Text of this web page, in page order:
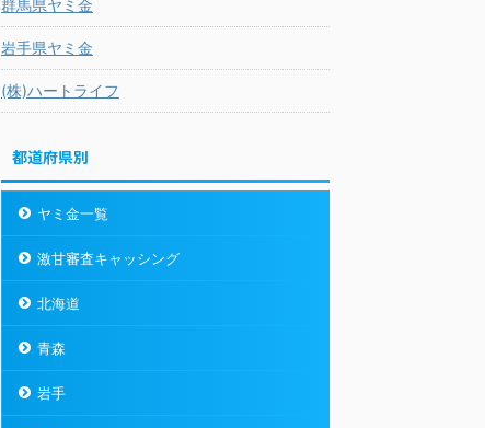
群馬県ヤミ金
岩手県ヤミ金
(株)ハートライフ
都道府県別
ヤミ金一覧
激甘審査キャッシング
北海道
青森
岩手